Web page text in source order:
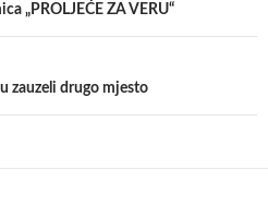
„PROLJEĆE ZA VERU“
zauzeli drugo mjesto